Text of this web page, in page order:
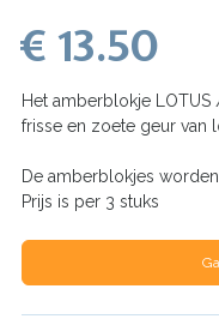
€ 13.50
Het amberblokje LOTUS
frisse en zoete geur van
De amberblokjes
Prijs is per 3 stuks